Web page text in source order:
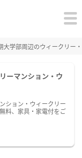
大学部周辺のウィークリー
ーマンション・ウ
ション・ウィークリー
料、家具・家電付をご